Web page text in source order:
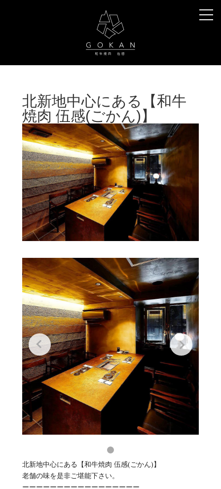
北新地中心にある【和牛
焼肉 伍感(ごかん)】
北新地中心にある【和牛焼肉 伍感(ごかん)】
老舗の味を是非ご堪能下さい。
ーーーーーーーーーーーーーーーーー